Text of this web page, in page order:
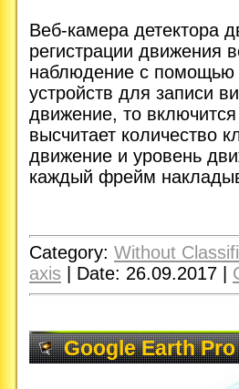
Веб-камера детектора
регистрации движения
наблюдение с помощью
устройств для записи
движение, то
высчитает количество
движение и уровень
каждый фрейм
Category: Without
axis
Date: 26.09.2017
Google Earth Pro